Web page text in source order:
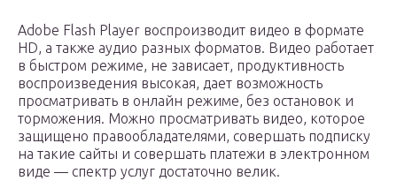
Adobe Flash Player воспроизводит видео в формате
HD, а также аудио разных форматов. Видео работает
в быстром режиме, не зависает, продуктивность
воспроизведения высокая, дает возможность
просматривать в онлайн режиме, без остановок и
торможения. Можно просматривать видео, которое
защищено правообладателями, совершать подписку
на такие сайты и совершать платежи в электронном
виде — спектр услуг достаточно велик.